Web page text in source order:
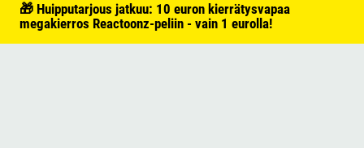
🎁 Huipputarjous jatkuu: 10 euron kierrätysvapaa
megakierros Reactoonz-peliin - vain 1 eurolla!